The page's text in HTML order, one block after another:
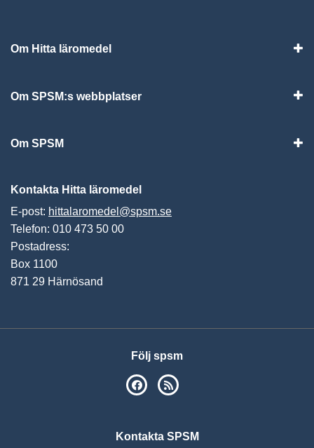
Om Hitta läromedel
Om SPSM:s webbplatser
Om SPSM
Kontakta Hitta läromedel
E-post: hittalaromedel@spsm.se
Telefon: 010 473 50 00
Postadress:
Box 1100
871 29 Härnösand
Följ spsm
SPSM på Facebook
Kontakta SPSM